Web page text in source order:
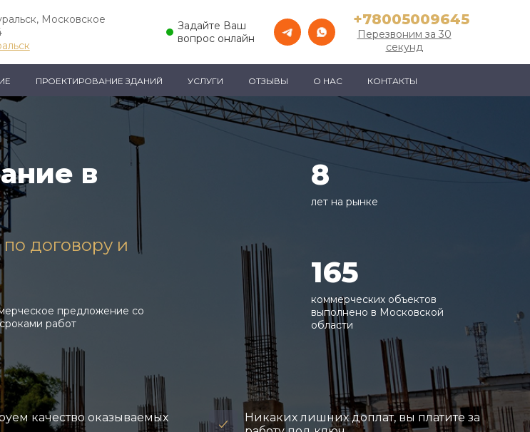
Московское
Задайте Ваш
вопрос онлайн
+78005009645
Перезвоним за 30
секунд
ПРОЕКТИРОВАНИЕ ЗДАНИЙ УСЛУГИ ОТЗЫВЫ О НАС КОНТАКТЫ
в
договору и
предложение со
работ
8
лет на рынке
165
коммерческих объектов
выполнено в Московской
области
качество оказываемых
Никаких лишних доплат, вы платите за